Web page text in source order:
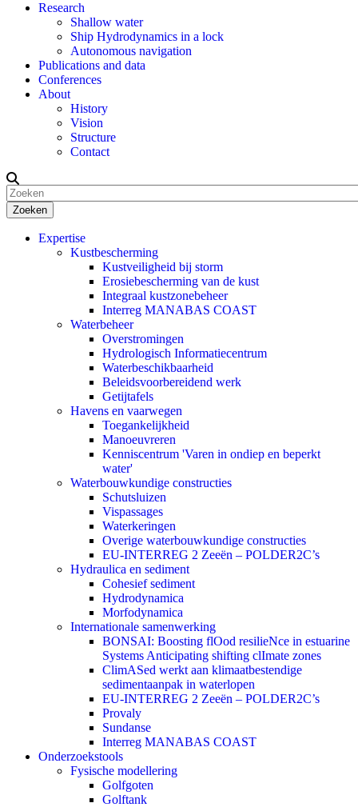
Research
Shallow water
Ship Hydrodynamics in a lock
Autonomous navigation
Publications and data
Conferences
About
History
Vision
Structure
Contact
Zoeken
Expertise
Kustbescherming
Kustveiligheid bij storm
Erosiebescherming van de kust
Integraal kustzonebeheer
Interreg MANABAS COAST
Waterbeheer
Overstromingen
Hydrologisch Informatiecentrum
Waterbeschikbaarheid
Beleidsvoorbereidend werk
Getijtafels
Havens en vaarwegen
Toegankelijkheid
Manoeuvreren
Kenniscentrum 'Varen in ondiep en beperkt
water'
Waterbouwkundige constructies
Schutsluizen
Vispassages
Waterkeringen
Overige waterbouwkundige constructies
EU-INTERREG 2 Zeeën – POLDER2C’s
Hydraulica en sediment
Cohesief sediment
Hydrodynamica
Morfodynamica
Internationale samenwerking
BONSAI: Boosting flOod resilieNce in estuarine
Systems Anticipating shifting clImate zones
ClimASed werkt aan klimaatbestendige
sedimentaanpak in waterlopen
EU-INTERREG 2 Zeeën – POLDER2C’s
Provaly
Sundanse
Interreg MANABAS COAST
Onderzoekstools
Fysische modellering
Golfgoten
Golftank